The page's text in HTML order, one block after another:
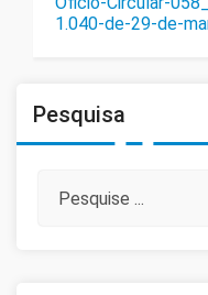
1.040-de-29-de-
Pesquisa